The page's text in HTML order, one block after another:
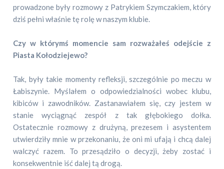
prowadzone były rozmowy z Patrykiem Szymczakiem, który
dziś pełni właśnie tę rolę w naszym klubie.
Czy w którymś momencie sam rozważałeś odejście z
Piasta Kołodziejewo?
Tak, były takie momenty refleksji, szczególnie po meczu w
Łabiszynie. Myślałem o odpowiedzialności wobec klubu,
kibiców i zawodników. Zastanawiałem się, czy jestem w
stanie wyciągnąć zespół z tak głębokiego dołka.
Ostatecznie rozmowy z drużyną, prezesem i asystentem
utwierdziły mnie w przekonaniu, że oni mi ufają i chcą dalej
walczyć razem. To przesądziło o decyzji, żeby zostać i
konsekwentnie iść dalej tą drogą.